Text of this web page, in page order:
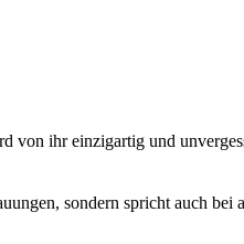
ihr einzigartig und
sondern spricht auch bei